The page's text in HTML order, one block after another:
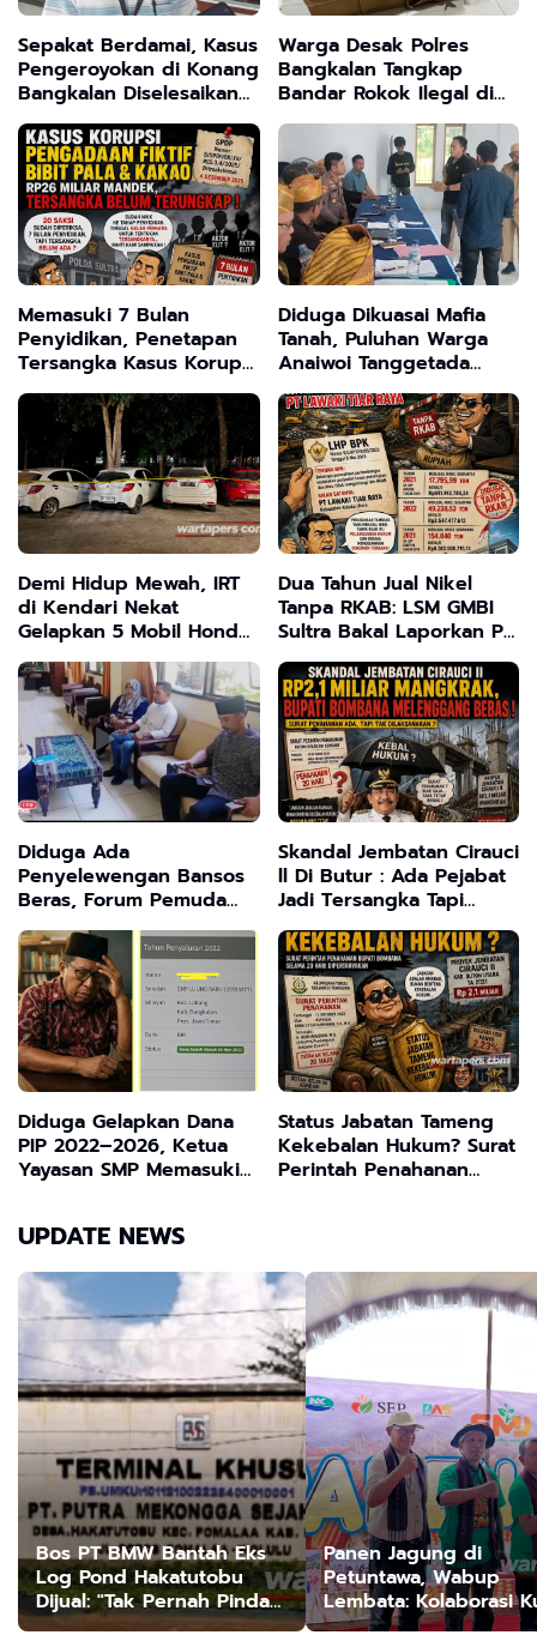
Sepakat Berdamai, Kasus
Pengeroyokan di Konang
Bangkalan Diselesaikan
Lewat Restorative Justice
Warga Desak Polres
Bangkalan Tangkap
Bandar Rokok Ilegal di
Desa Gunung Sereng
Kecamatan Kwanyar
Memasuki 7 Bulan
Penyidikan, Penetapan
Tersangka Kasus Korupsi
Rp26 Miliar
Dipertanyakan
Diduga Dikuasai Mafia
Tanah, Puluhan Warga
Anaiwoi Tanggetada
Terancam Kehilangan
Lahan Sejak Ada PSN
Demi Hidup Mewah, IRT
di Kendari Nekat
Gelapkan 5 Mobil Honda
Hasil Rental
Dua Tahun Jual Nikel
Tanpa RKAB: LSM GMBI
Sultra Bakal Laporkan PT
Lawaki Tiar Raya
Diduga Ada
Penyelewengan Bansos
Beras, Forum Pemuda
Bangkalan Minta
Audiensi dan Kawal Jalur
Hukum
Skandal Jembatan Cirauci
ll Di Butur : Ada Pejabat
Jadi Tersangka Tapi
Tetap ' BEBAS ' Hukum Di
Sultra Di Uji
Ketegasannya
Diduga Gelapkan Dana
PIP 2022–2026, Ketua
Yayasan SMP Memasuki
Negeri
Status Jabatan Tameng
Kekebalan Hukum? Surat
Perintah Penahanan
UPDATE NEWS
Bos PT BMW Bantah Eks
Log Pond Hakatutobu
Dijual: "Tak Pernah Pindah
Tangan"
Panen Jagung di
Petuntawa, Wabup
Lembata: Kolaborasi
Kemandirian